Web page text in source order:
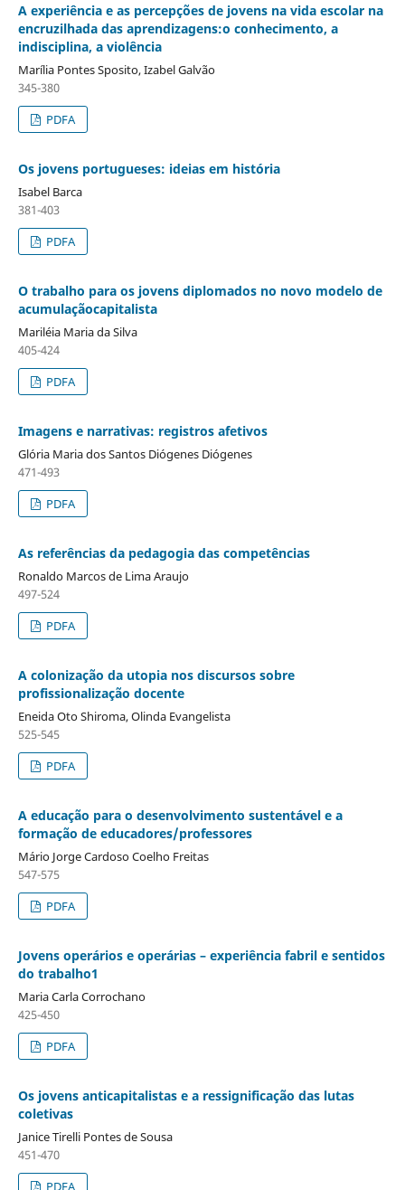
A experiência e as percepções de jovens na vida escolar na
encruzilhada das aprendizagens:o conhecimento, a
indisciplina, a violência
Marília Pontes Sposito, Izabel Galvão
345-380
PDFA
Os jovens portugueses: ideias em história
Isabel Barca
381-403
PDFA
O trabalho para os jovens diplomados no novo modelo de
acumulaçãocapitalista
Mariléia Maria da Silva
405-424
PDFA
Imagens e narrativas: registros afetivos
Glória Maria dos Santos Diógenes Diógenes
471-493
PDFA
As referências da pedagogia das competências
Ronaldo Marcos de Lima Araujo
497-524
PDFA
A colonização da utopia nos discursos sobre
profissionalização docente
Eneida Oto Shiroma, Olinda Evangelista
525-545
PDFA
A educação para o desenvolvimento sustentável e a
formação de educadores/professores
Mário Jorge Cardoso Coelho Freitas
547-575
PDFA
Jovens operários e operárias – experiência fabril e sentidos
do trabalho1
Maria Carla Corrochano
425-450
PDFA
Os jovens anticapitalistas e a ressignificação das lutas
coletivas
Janice Tirelli Pontes de Sousa
451-470
PDFA